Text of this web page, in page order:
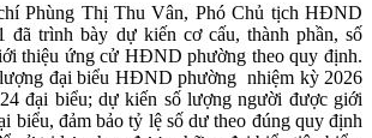
Phùng Thị Thu Vân, Phó Chủ tịch HĐND
đã trình bày dự kiến cơ cấu, thành phần, số
thiệu ứng cử HĐND phường theo quy định.
đại biểu HĐND phường nhiệm kỳ 2026
đại biểu; dự kiến số lượng người được giới
biểu, đảm bảo tỷ lệ số dư theo đúng quy định